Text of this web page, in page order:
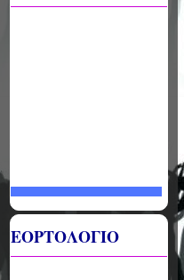
ΕΟΡΤΟΛΟΓΙΟ